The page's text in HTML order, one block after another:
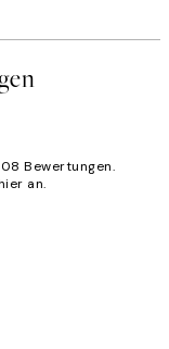
Bewertungen.
an.